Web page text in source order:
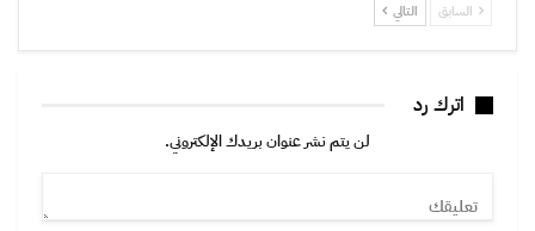
السابق التالي
اترك رد
لن يتم نشر عنوان بريدك الإلكتروني.